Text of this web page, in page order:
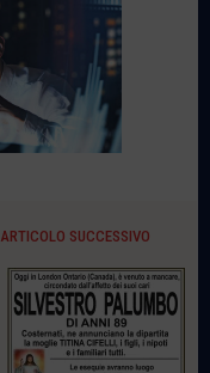
ARTICOLO SUCCESSIVO